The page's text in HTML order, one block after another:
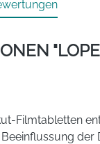
Filmtabletten
Beeinflussung der